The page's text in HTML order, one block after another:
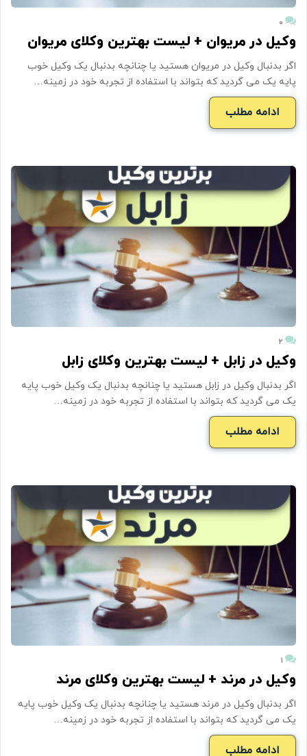
۰
وکیل در مریوان + لیست بهترین وکلای مریوان
اگر بدنبال وکیل در مریوان هستید یا چنانچه بدنبال یک وکیل خوب
پایه یک می گردید که بتواند با استفاده از تجربه خود در زمینه…
ادامه مطلب
۲
وکیل در زابل + لیست بهترین وکلای زابل
اگر بدنبال وکیل در زابل هستید یا چنانچه بدنبال یک وکیل خوب پایه
یک می گردید که بتواند با استفاده از تجربه خود در زمینه…
ادامه مطلب
۱
وکیل در مرند + لیست بهترین وکلای مرند
اگر بدنبال وکیل در مرند هستید یا چنانچه بدنبال یک وکیل خوب پایه
یک می گردید که بتواند با استفاده از تجربه خود در زمینه…
ادامه مطلب